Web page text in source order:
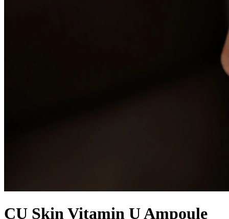
CU Skin Vitamin U Ampoule